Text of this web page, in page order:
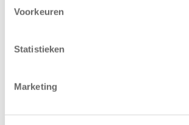
Voorkeuren
Statistieken
Marketing
Telefoonnummer ouder/verzorger